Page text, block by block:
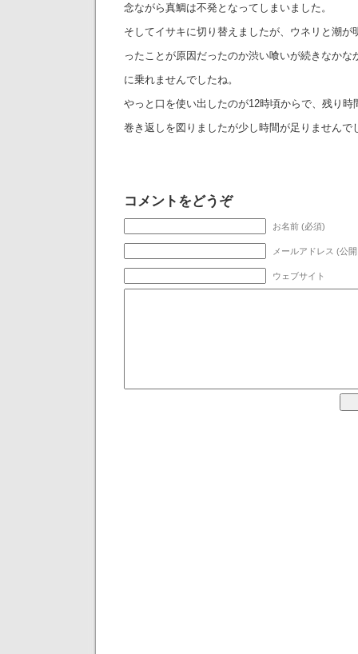
念ながら真鯛は不発となってしまいました。
そしてイサキに切り替えましたが、ウネリと潮が
ったことが原因だったのか渋い喰いが続きなかな
に乗れませんでしたね。
やっと口を使い出したのが12時頃からで、残り時
巻き返しを図りましたが少し時間が足りませんで
コメントをどうぞ
お名前 (必須)
メールアドレス (公
ウェブサイト